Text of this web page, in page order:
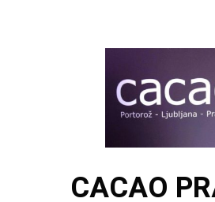
CACAO